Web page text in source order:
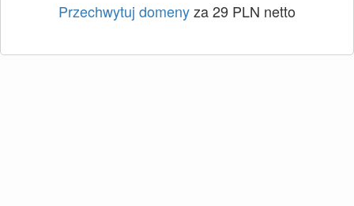
Przechwytuj domenyza 29 PLN netto